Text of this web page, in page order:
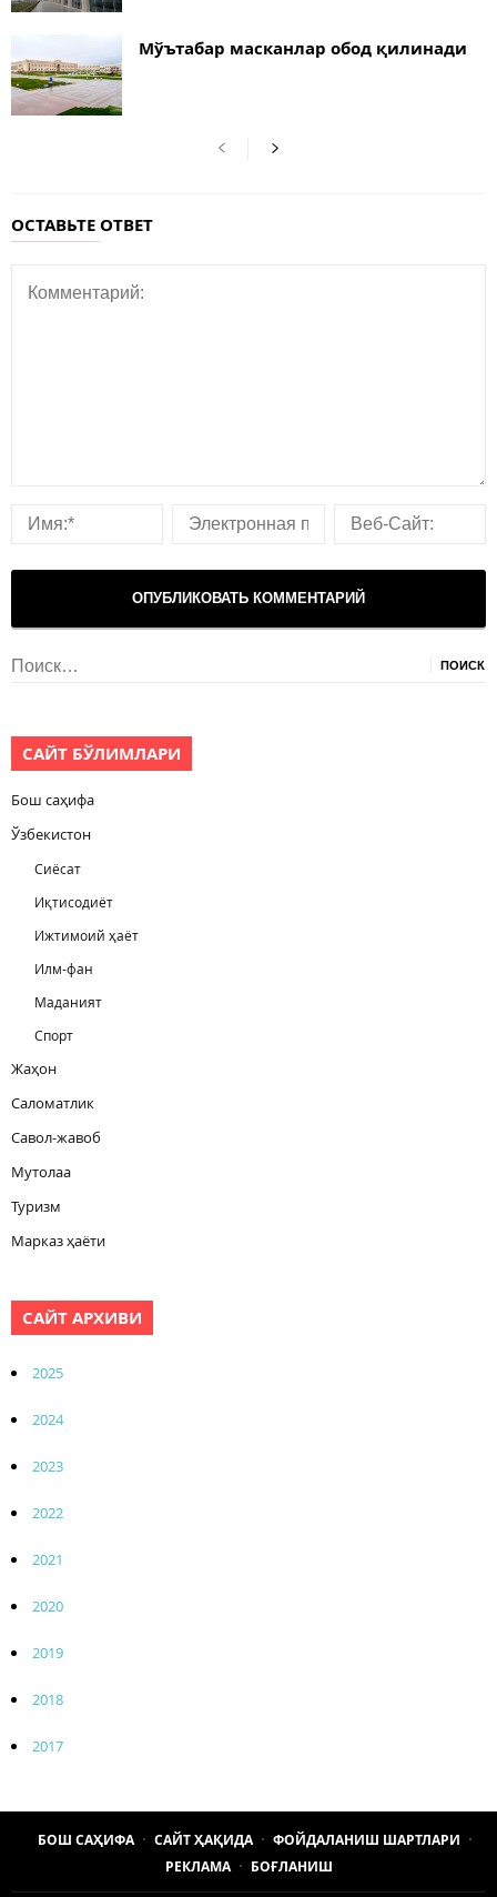
Мўътабар масканлар обод қилинади
ОСТАВЬТЕ ОТВЕТ
Найти:
САЙТ БЎЛИМЛАРИ
Бош саҳифа
Ўзбекистон
Сиёсат
Иқтисодиёт
Ижтимоий ҳаёт
Илм-фан
Маданият
Спорт
Жаҳон
Саломатлик
Савол-жавоб
Мутолаа
Туризм
Марказ ҳаёти
САЙТ АРХИВИ
2025
2024
2023
2022
2021
2020
2019
2018
2017
БОШ САҲИФА САЙТ ҲАҚИДА
ФОЙДАЛАНИШ ШАРТЛАРИ
РЕКЛАМА
БОҒЛАНИШ